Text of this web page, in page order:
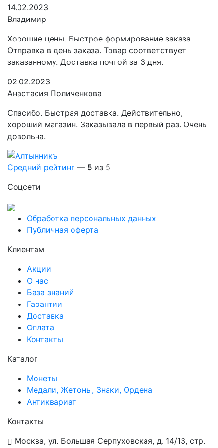
14.02.2023
Владимир
Хорошие цены. Быстрое формирование заказа.
Отправка в день заказа. Товар соответствует
заказанному. Доставка почтой за 3 дня.
02.02.2023
Анастасия Поличенкова
Спасибо. Быстрая доставка. Действительно,
хороший магазин. Заказывала в первый раз. Очень
довольна.
Средний рейтинг — 5 из 5
Соцсети
Обработка персональных данных
Публичная оферта
Клиентам
Акции
О нас
База знаний
Гарантии
Доставка
Оплата
Контакты
Каталог
Монеты
Медали, Жетоны, Знаки, Ордена
Антиквариат
Контакты
Москва, ул. Большая Серпуховская, д. 14/13, стр.